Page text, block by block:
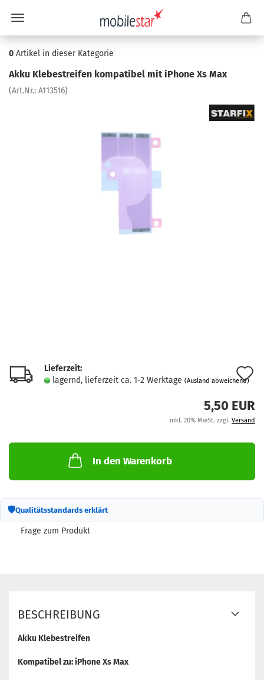
0 Artikel in dieser Kategorie
Akku Kle­be­strei­fen kom­pa­ti­bel mit iPho­ne Xs Max
(Art.Nr.: A113516)
Lieferzeit:
lagernd, lieferzeit ca. 1-2 Werktage (Ausland abweichend)
5,50 EUR
inkl. 20% MwSt. zzgl. Versand
In den Warenkorb
🛡Qualitätsstandards erklärt
Frage zum Produkt
BESCHREIBUNG
Akku Klebestreifen
Kompatibel zu: iPhone Xs Max